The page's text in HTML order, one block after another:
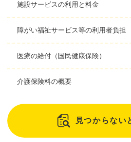
施設サービスの利用と料金
障がい福祉サービス等の利用者負担
医療の給付（国民健康保険）
介護保険料の概要
見つからない